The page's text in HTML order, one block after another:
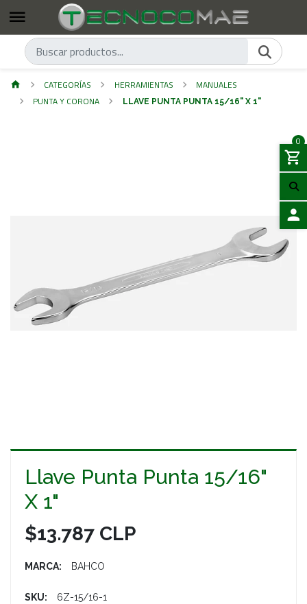
0
CATEGORÍAS HERRAMIENTAS
MANUALES
PUNTA Y CORONA
LLAVE PUNTA PUNTA 15/16" X 1"
Llave Punta Punta 15/16"
X 1"
$13.787 CLP
MARCA: BAHCO
SKU: 6Z-15/16-1